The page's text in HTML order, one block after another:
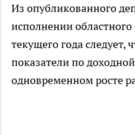
Из опубликованного
исполнении
текущего года следует,
показатели по
одновременном росте